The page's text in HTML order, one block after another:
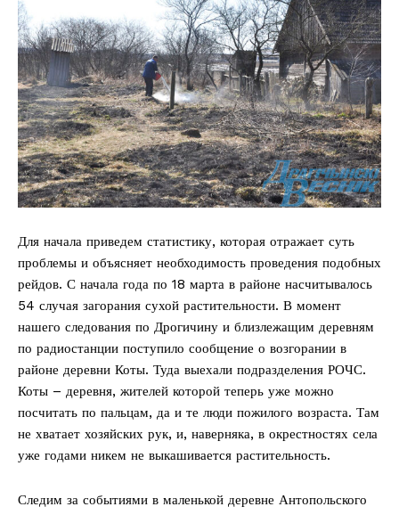
Для начала приведем статистику, которая отражает суть
проблемы и объясняет необходимость проведения подобных
рейдов. С начала года по 18 марта в районе насчитывалось
54 случая загорания сухой растительности. В момент
нашего следования по Дрогичину и близлежащим деревням
по радиостанции поступило сообщение о возгорании в
районе деревни Коты. Туда выехали подразделения РОЧС.
Коты – деревня, жителей которой теперь уже можно
посчитать по пальцам, да и те люди пожилого возраста. Там
не хватает хозяйских рук, и, наверняка, в окрестностях села
уже годами никем не выкашивается растительность.
Следим за событиями в маленькой деревне Антопольского